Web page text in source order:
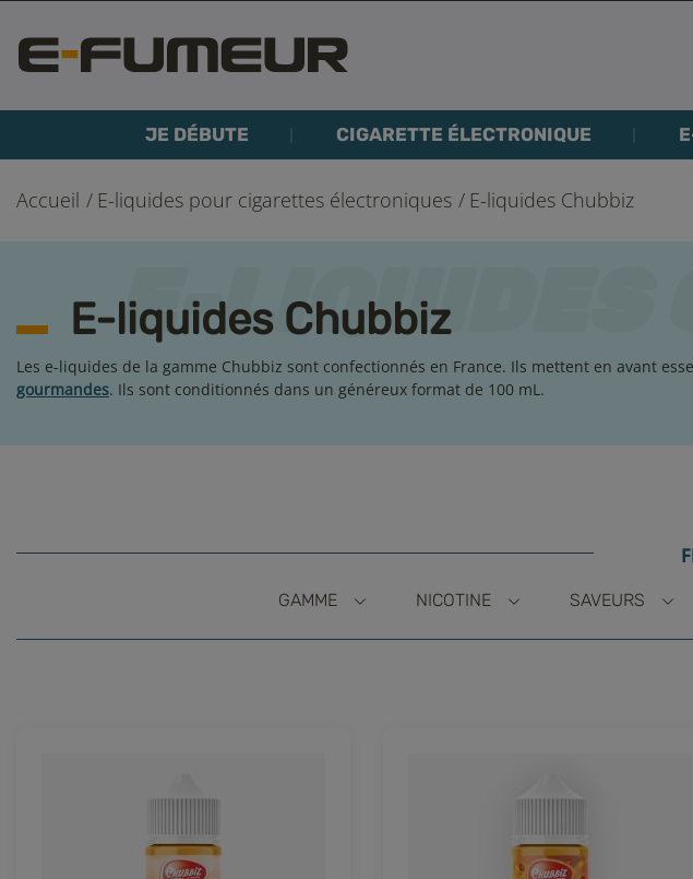
JE DÉBUTE CIGARETTE ÉLECTRONIQUE
Accueil E-liquides pour cigarettes électroniques E-liquides Chubbiz
E-liquides Chubbiz
Les e-liquides de la gamme Chubbiz sont confectionnés en France. Ils mettent en avant
gourmandes. Ils sont conditionnés dans un généreux format de 100 mL.
GAMME NICOTINE SAVEURS